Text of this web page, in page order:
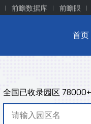
前瞻数据库 前瞻眼
首页
全国已收录园区 78000+